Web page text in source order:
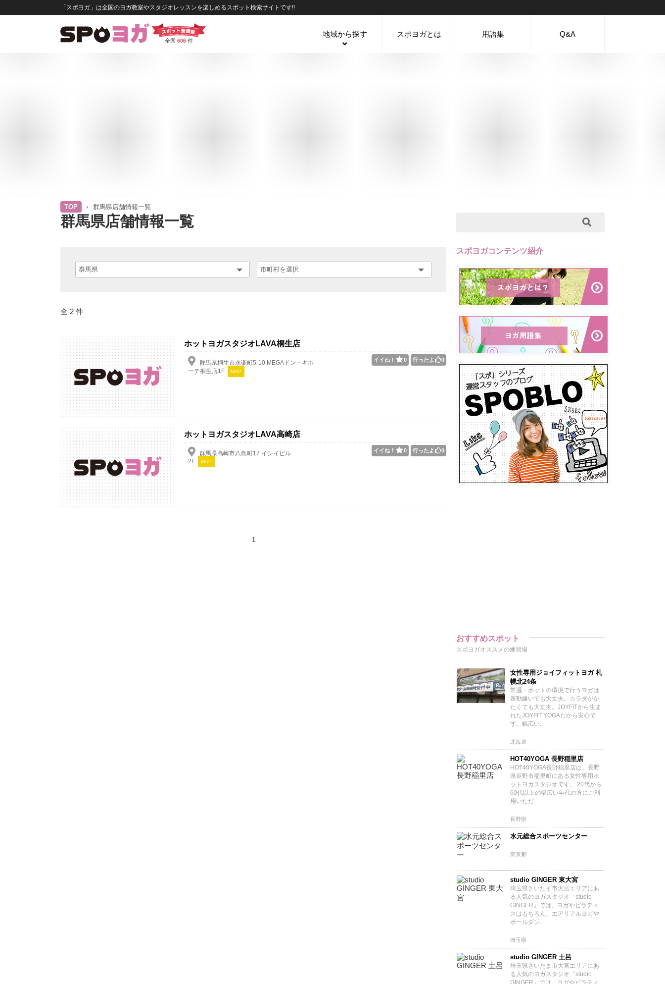
「スポヨガ」は全国のヨガ教室やスタジオレッスンを楽しめるスポット検索サイトです!!
全国 606件
地域から探す スポヨガとは 用語集 Q&A
TOP 群馬県店舗情報一覧
群馬県店舗情報一覧
全 2 件
ホットヨガスタジオLAVA桐生店
イイね！ 0 行ったよ 0
群馬県桐生市永楽町5-10 MEGAドン・キホ
ーテ桐生店1F
MAP
ホットヨガスタジオLAVA高崎店
イイね！ 0 行ったよ 0
群馬県高崎市八島町17 イシイビル
2F
MAP
1
スポヨガコンテンツ紹介
おすすめスポット
スポヨガオススメの練習場
女性専用ジョイフィットヨガ 札
幌北24条
常温・ホットの環境で行うヨガは
運動嫌いでも大丈夫。カラダがか
たくても大丈夫。JOYFITから生ま
れたJOYFIT YOGAだから安心で
す。幅広い..
北海道
HOT40YOGA 長野稲里店
HOT40YOGA長野稲里店は、長野
県長野市稲里町にある女性専用ホ
ットヨガスタジオです。 20代から
60代以上の幅広い年代の方にご利
用いただ..
長野県
水元総合スポーツセンター
東京都
studio GINGER 東大宮
埼玉県さいたま市大宮エリアにあ
る人気のヨガスタジオ「studio
GINGER」では、ヨガやピラティ
スはもちろん、エアリアルヨガや
ポールダン..
埼玉県
studio GINGER 土呂
埼玉県さいたま市大宮エリアにあ
る人気のヨガスタジオ「studio
GINGER」では、ヨガやピラティ